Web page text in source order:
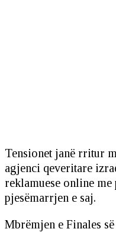
Tensionet janë rritur
agjenci qeveritare
reklamuese online
pjesëmarrjen e saj.
Mbrëmjen e Finales